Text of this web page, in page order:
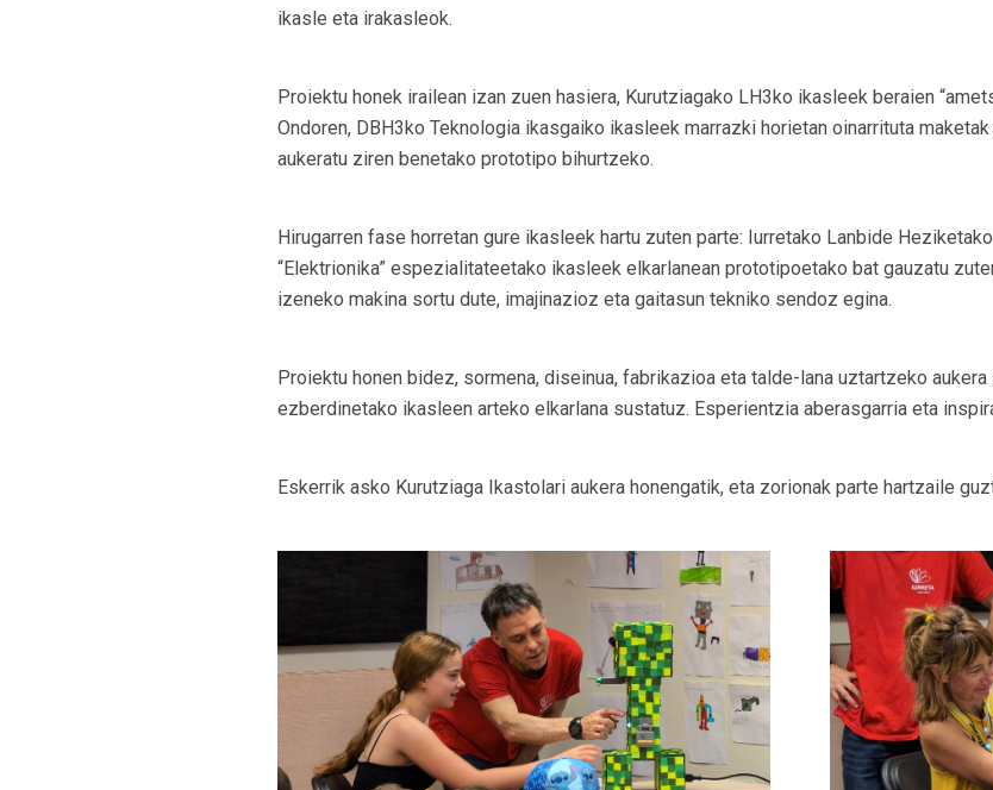
ikasle eta irakasleok.
Proiektu honek irailean izan zuen hasiera, Kurutziagako LH3ko ikasleek beraien
Ondoren, DBH3ko Teknologia ikasgaiko ikasleek marrazki horietan oinarrituta
aukeratu ziren benetako prototipo bihurtzeko.
Hirugarren fase horretan gure ikasleek hartu zuten parte: Iurretako Lanbide
“Elektrionika” espezialitateetako ikasleek elkarlanean prototipoetako bat gauzatu
izeneko makina sortu dute, imajinazioz eta gaitasun tekniko sendoz egina.
Proiektu honen bidez, sormena, diseinua, fabrikazioa eta talde-lana uztartzeko
ezberdinetako ikasleen arteko elkarlana sustatuz. Esperientzia aberasgarria eta
Eskerrik asko Kurutziaga Ikastolari aukera honengatik, eta zorionak parte hartzaile